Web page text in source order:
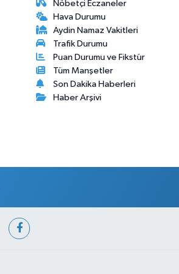
Nöbetçi Eczaneler
Hava Durumu
Aydin Namaz Vakitleri
Trafik Durumu
Puan Durumu ve Fikstür
Tüm Manşetler
Son Dakika Haberleri
Haber Arşivi